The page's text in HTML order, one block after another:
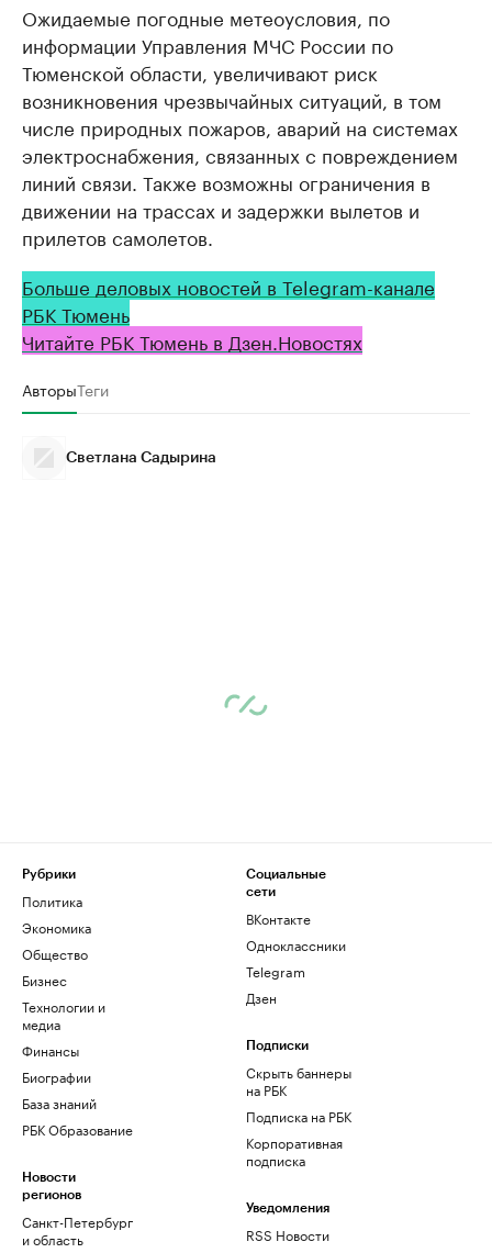
Ожидаемые погодные метеоусловия, по
информации Управления МЧС России по
Тюменской области, увеличивают риск
возникновения чрезвычайных ситуаций, в том
числе природных пожаров, аварий на системах
электроснабжения, связанных с повреждением
линий связи. Также возможны ограничения в
движении на трассах и задержки вылетов и
прилетов самолетов.
Больше деловых новостей в Telegram-канале
РБК Тюмень
Читайте РБК Тюмень в Дзен.Новостях
АвторыТеги
Светлана Садырина
Рубрики
Политика
Экономика
Общество
Бизнес
Технологии и
медиа
Финансы
Биографии
База знаний
РБК Образование
Новости
регионов
Санкт-Петербург
и область
Социальные
сети
ВКонтакте
Одноклассники
Telegram
Дзен
Подписки
Скрыть баннеры
на РБК
Подписка на РБК
Корпоративная
подписка
Уведомления
RSS Новости